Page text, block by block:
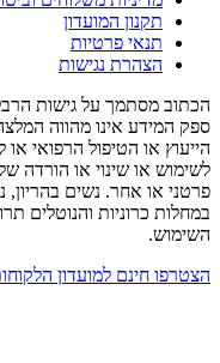
תקנון המועדון
תנאי פרטיות
הצהרת נגישות
הכתוב מסתמך על גישות
ספק המידע אינו מהווה
הייעוץ או הטיפול הרפואי
לשימוש או שינוי או הורדה
פרטני או אחר. נשים בהריון,
במחלות כרוניות והנוטלים
השימוש.
הצטרפו חינם למועדון